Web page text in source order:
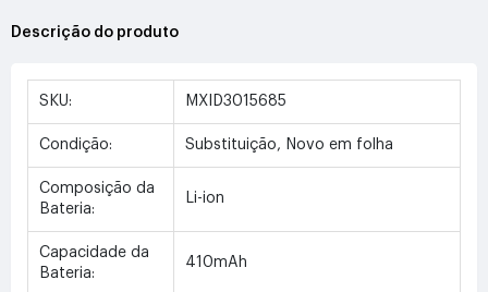
Descrição do produto
SKU: MXID3015685
Condição: Substituição, Novo em folha
Composição da
Bateria:
Li-ion
Capacidade da
Bateria:
410mAh